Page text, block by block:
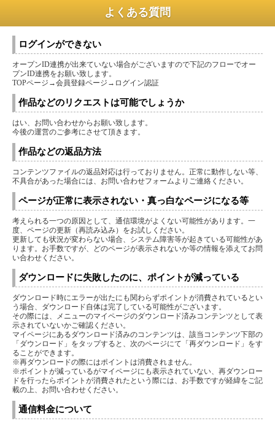
よくある質問
ログインができない
オープンID連携が出来ていない場合がございますので下記のフローでオー
プンID連携をお願い致します。
TOPページ→会員登録ページ→ログイン認証
作品などのリクエストは可能でしょうか
はい、お問い合わせからお願い致します。
今後の運営のご参考にさせて頂きます。
作品などの返品方法
コンテンツファイルの返品対応は行っておりません。正常に動作しない等、
不具合があった場合には、お問い合わせフォームよりご連絡ください。
ページが正常に表示されない・真っ白なページになる等
考えられる一つの原因として、通信環境がよくない可能性があります。一
度、ページの更新（再読み込み）をお試しください。
更新しても状況が変わらない場合、システム障害等が起きている可能性があ
ります。お手数ですが、どのページが表示されないか等の情報を添えてお問
い合わせください。
ダウンロードに失敗したのに、ポイントが減っている
ダウンロード時にエラーが出たにも関わらずポイントが消費されているとい
う場合、ダウンロード自体は完了している可能性がございます。
その際には、メニューのマイページのダウンロード済みコンテンツとして表
示されていないかご確認ください。
マイページにあるダウンロード済みのコンテンツは、該当コンテンツ下部の
「ダウンロード」をタップすると、次のページにて「再ダウンロード」をす
ることができます。
※再ダウンロードの際にはポイントは消費されません。
※ポイントが減っているがマイページにも表示されていない、再ダウンロー
ドを行ったらポイントが消費されたという際には、お手数ですが経緯をご記
載の上、お問い合わせください。
通信料金について